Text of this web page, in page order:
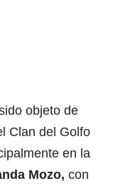
objeto de
Clan del Golfo
en la
Mozo, con